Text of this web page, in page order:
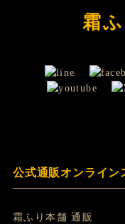
霜
公式通販オンライン
霜ふり本舗 通販